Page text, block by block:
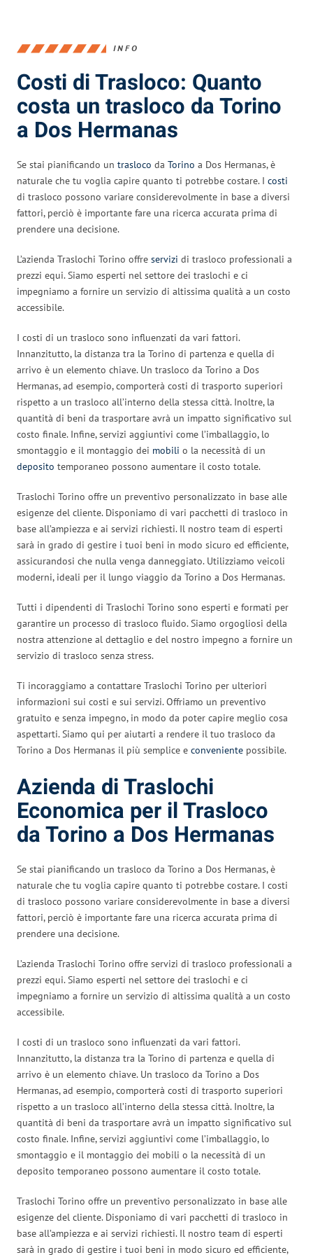
INFO
Costi di Trasloco: Quanto
costa un trasloco da Torino
a Dos Hermanas
Se stai pianificando un trasloco da Torino a Dos Hermanas, è
naturale che tu voglia capire quanto ti potrebbe costare. I costi
di trasloco possono variare considerevolmente in base a diversi
fattori, perciò è importante fare una ricerca accurata prima di
prendere una decisione.
L’azienda Traslochi Torino offre servizi di trasloco professionali a
prezzi equi. Siamo esperti nel settore dei traslochi e ci
impegniamo a fornire un servizio di altissima qualità a un costo
accessibile.
I costi di un trasloco sono influenzati da vari fattori.
Innanzitutto, la distanza tra la Torino di partenza e quella di
arrivo è un elemento chiave. Un trasloco da Torino a Dos
Hermanas, ad esempio, comporterà costi di trasporto superiori
rispetto a un trasloco all’interno della stessa città. Inoltre, la
quantità di beni da trasportare avrà un impatto significativo sul
costo finale. Infine, servizi aggiuntivi come l’imballaggio, lo
smontaggio e il montaggio dei mobili o la necessità di un
deposito temporaneo possono aumentare il costo totale.
Traslochi Torino offre un preventivo personalizzato in base alle
esigenze del cliente. Disponiamo di vari pacchetti di trasloco in
base all’ampiezza e ai servizi richiesti. Il nostro team di esperti
sarà in grado di gestire i tuoi beni in modo sicuro ed efficiente,
assicurandosi che nulla venga danneggiato. Utilizziamo veicoli
moderni, ideali per il lungo viaggio da Torino a Dos Hermanas.
Tutti i dipendenti di Traslochi Torino sono esperti e formati per
garantire un processo di trasloco fluido. Siamo orgogliosi della
nostra attenzione al dettaglio e del nostro impegno a fornire un
servizio di trasloco senza stress.
Ti incoraggiamo a contattare Traslochi Torino per ulteriori
informazioni sui costi e sui servizi. Offriamo un preventivo
gratuito e senza impegno, in modo da poter capire meglio cosa
aspettarti. Siamo qui per aiutarti a rendere il tuo trasloco da
Torino a Dos Hermanas il più semplice e conveniente possibile.
Azienda di Traslochi
Economica per il Trasloco
da Torino a Dos Hermanas
Se stai pianificando un trasloco da Torino a Dos Hermanas, è
naturale che tu voglia capire quanto ti potrebbe costare. I costi
di trasloco possono variare considerevolmente in base a diversi
fattori, perciò è importante fare una ricerca accurata prima di
prendere una decisione.
L’azienda Traslochi Torino offre servizi di trasloco professionali a
prezzi equi. Siamo esperti nel settore dei traslochi e ci
impegniamo a fornire un servizio di altissima qualità a un costo
accessibile.
I costi di un trasloco sono influenzati da vari fattori.
Innanzitutto, la distanza tra la Torino di partenza e quella di
arrivo è un elemento chiave. Un trasloco da Torino a Dos
Hermanas, ad esempio, comporterà costi di trasporto superiori
rispetto a un trasloco all’interno della stessa città. Inoltre, la
quantità di beni da trasportare avrà un impatto significativo sul
costo finale. Infine, servizi aggiuntivi come l’imballaggio, lo
smontaggio e il montaggio dei mobili o la necessità di un
deposito temporaneo possono aumentare il costo totale.
Traslochi Torino offre un preventivo personalizzato in base alle
esigenze del cliente. Disponiamo di vari pacchetti di trasloco in
base all’ampiezza e ai servizi richiesti. Il nostro team di esperti
sarà in grado di gestire i tuoi beni in modo sicuro ed efficiente,